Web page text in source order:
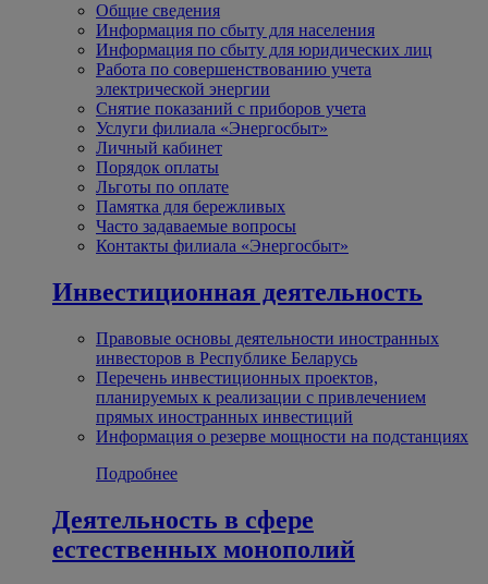
Общие сведения
Информация по сбыту для населения
Информация по сбыту для юридических лиц
Работа по совершенствованию учета
электрической энергии
Снятие показаний с приборов учета
Услуги филиала «Энергосбыт»
Личный кабинет
Порядок оплаты
Льготы по оплате
Памятка для бережливых
Часто задаваемые вопросы
Контакты филиала «Энергосбыт»
Инвестиционная деятельность
Правовые основы деятельности иностранных
инвесторов в Республике Беларусь
Перечень инвестиционных проектов,
планируемых к реализации с привлечением
прямых иностранных инвестиций
Информация о резерве мощности на подстанциях
Подробнее
Деятельность в сфере
естественных монополий